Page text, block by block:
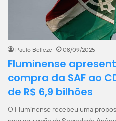
Paulo Belleze 08/09/2025
Fluminense
compra da SAF ao
de R$ 6,9 bilhões
O Fluminense recebeu uma